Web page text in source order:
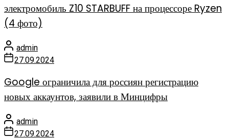
электромобиль Z10 STARBUFF на процессоре Ryzen
(4 фото)
admin
27.09.2024
Google ограничила для россиян регистрацию
новых аккаунтов, заявили в Минцифры
admin
27.09.2024